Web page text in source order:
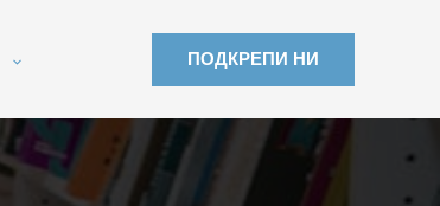
ПОДКРЕПИ НИ